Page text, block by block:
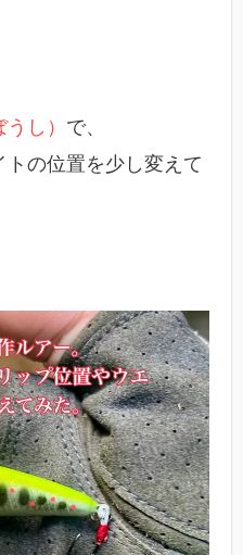
し） で、
トの位置を少し変えて